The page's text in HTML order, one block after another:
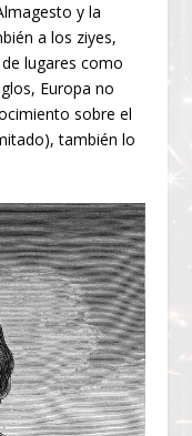
y la
a los ziyes,
lugares como
Europa no
sobre el
también lo